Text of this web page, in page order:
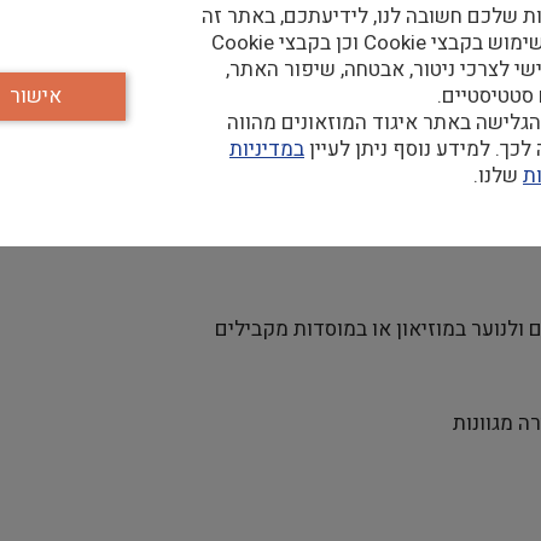
של מוזיאון הרצליה לאמנות
במוזיאון או במוסדות מקבילים
מגוונות
שלכם חשובה לנו, לידיעתכם, באתר זה
נעשה שימוש בקבצי Cookie וכן בקבצי Cookie
לצרכי ניטור, אבטחה, שיפור האתר,
סטטיסטיים.
באתר איגוד המוזאונים מהווה
למידע נוסף ניתן לעייןבמדיניות
שלנו.
אישור